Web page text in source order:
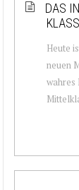
DAS
Heute
neuen
wahres